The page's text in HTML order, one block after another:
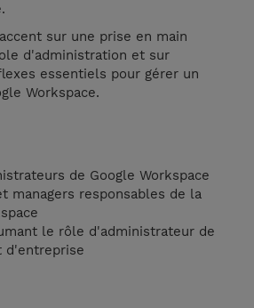
sur une prise en main
d'administration et sur
essentiels pour gérer un
Workspace.
de Google Workspace
managers responsables de la
le rôle d'administrateur de
d'entreprise